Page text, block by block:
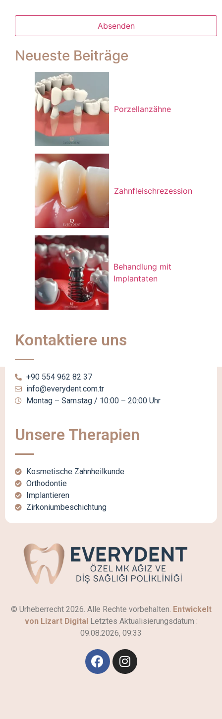
Absenden
Feld
sollte
ausgefüllt
werden
Neueste Beiträge
Porzellanzähne
Zahnfleischrezession
Behandlung mit
Implantaten
Kontaktiere uns
+90 554 962 82 37
info@everydent.com.tr
Montag – Samstag / 10:00 – 20:00 Uhr
Unsere Therapien
Kosmetische Zahnheilkunde
Orthodontie
Implantieren
Zirkoniumbeschichtung
© Urheberrecht 2026. Alle Rechte vorbehalten. Entwickelt
von Lizart Digital Letztes Aktualisierungsdatum :
09.08.2026, 09:33